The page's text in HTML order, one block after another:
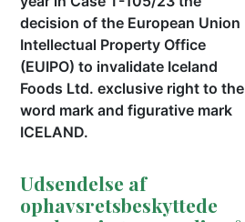
decision of the European Union
Intellectual Property Office
(EUIPO) to invalidate Iceland
Foods Ltd. exclusive right to the
word mark and figurative mark
ICELAND.
Udsendelse af
ophavsretsbeskyttede